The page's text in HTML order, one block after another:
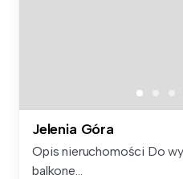
Jelenia Góra
Opis nieruchomości Do
balkone...